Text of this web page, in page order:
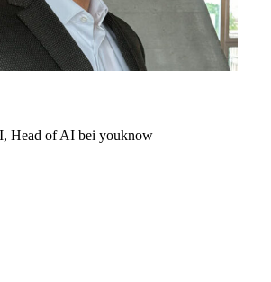
Head of AI bei youknow